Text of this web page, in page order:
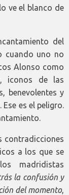
ve el blanco de
del
cuando uno no
Alonso como
iconos de las
benevolentes y
es el peligro.
contradicciones
a los que se
madridistas
la confusión y
del momento,